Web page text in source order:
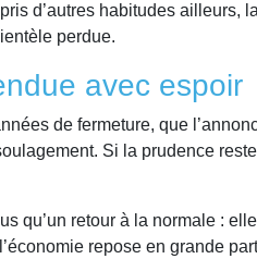
d’autres habitudes ailleurs,
perdue.
avec espoir
de fermeture, que
Si la prudence
qu’un retour à la normale :
repose en grande